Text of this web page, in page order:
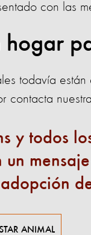
con las
hogar
todavía
contacta nuestra
y todos
un
ANIMAL